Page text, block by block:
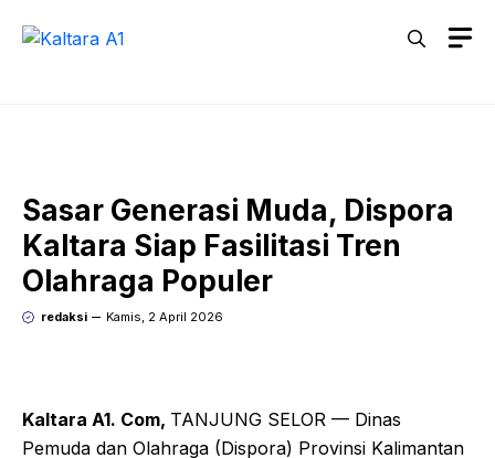
Sasar Generasi Muda, Dispora
Kaltara Siap Fasilitasi Tren
Olahraga Populer
redaksi Kamis, 2 April 2026
Kaltara A1. Com, TANJUNG SELOR — Dinas
Pemuda dan Olahraga (Dispora) Provinsi Kalimantan